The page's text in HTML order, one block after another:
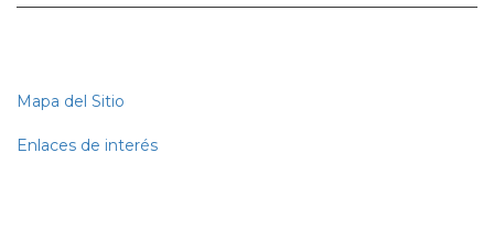
Mapa del Sitio
Enlaces de interés